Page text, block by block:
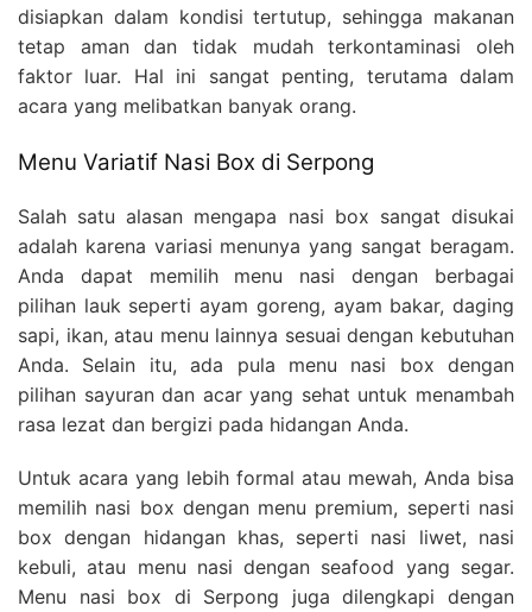
disiapkan dalam kondisi tertutup, sehingga makanan
tetap aman dan tidak mudah terkontaminasi oleh
faktor luar. Hal ini sangat penting, terutama dalam
acara yang melibatkan banyak orang.
Menu Variatif Nasi Box di Serpong
Salah satu alasan mengapa nasi box sangat disukai
adalah karena variasi menunya yang sangat beragam.
Anda dapat memilih menu nasi dengan berbagai
pilihan lauk seperti ayam goreng, ayam bakar, daging
sapi, ikan, atau menu lainnya sesuai dengan kebutuhan
Anda. Selain itu, ada pula menu nasi box dengan
pilihan sayuran dan acar yang sehat untuk menambah
rasa lezat dan bergizi pada hidangan Anda.
Untuk acara yang lebih formal atau mewah, Anda bisa
memilih nasi box dengan menu premium, seperti nasi
box dengan hidangan khas, seperti nasi liwet, nasi
kebuli, atau menu nasi dengan seafood yang segar.
Menu nasi box di Serpong juga dilengkapi dengan